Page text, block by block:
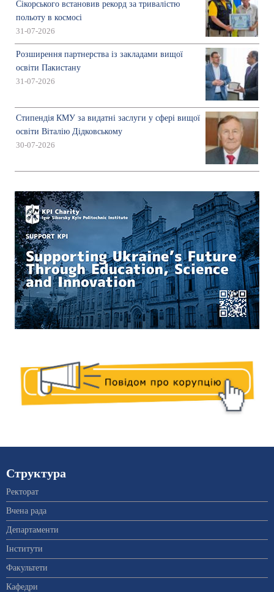
Сікорського встановив рекорд за тривалістю
польоту в космосі
31-07-2026
Розширення партнерства із закладами вищої
освіти Пакистану
31-07-2026
Стипендія КМУ за видатні заслуги у сфері вищої
освіти Віталію Дідковському
30-07-2026
Структура
Ректорат
Вчена рада
Департаменти
Інститути
Факультети
Кафедри